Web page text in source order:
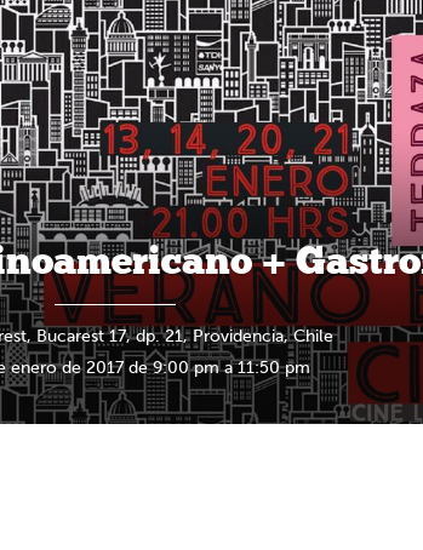
+
Bucarest 17, dp. 21, Providencia, Chile
enero de 2017 de 9:00 pm a 11:50 pm